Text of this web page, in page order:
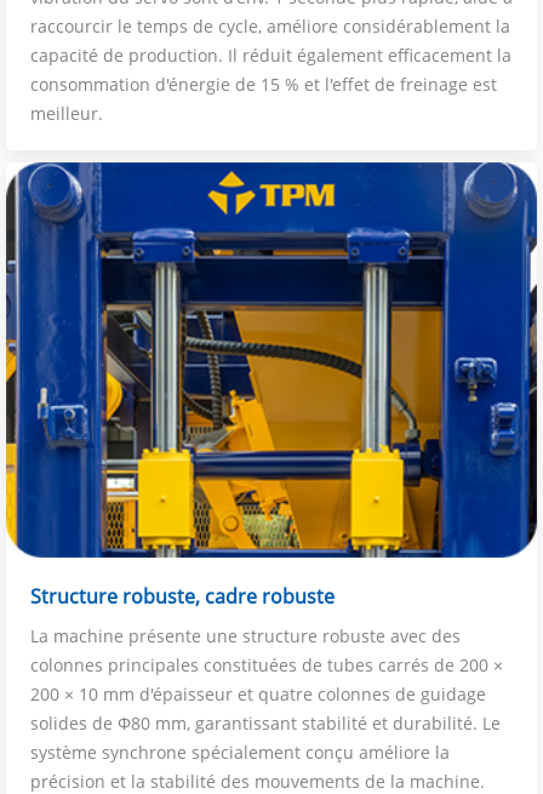
raccourcir le temps de cycle, améliore considérablement la
capacité de production. Il réduit également efficacement la
consommation d'énergie de 15 % et l'effet de freinage est
meilleur.
Structure robuste, cadre robuste
La machine présente une structure robuste avec des
colonnes principales constituées de tubes carrés de 200 ×
200 × 10 mm d'épaisseur et quatre colonnes de guidage
solides de Φ80 mm, garantissant stabilité et durabilité. Le
système synchrone spécialement conçu améliore la
précision et la stabilité des mouvements de la machine.